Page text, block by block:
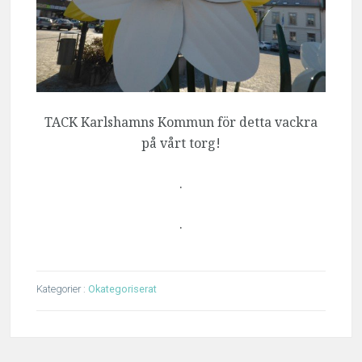
TACK Karlshamns Kommun för detta vackra
på vårt torg!
.
.
Kategorier : Okategoriserat